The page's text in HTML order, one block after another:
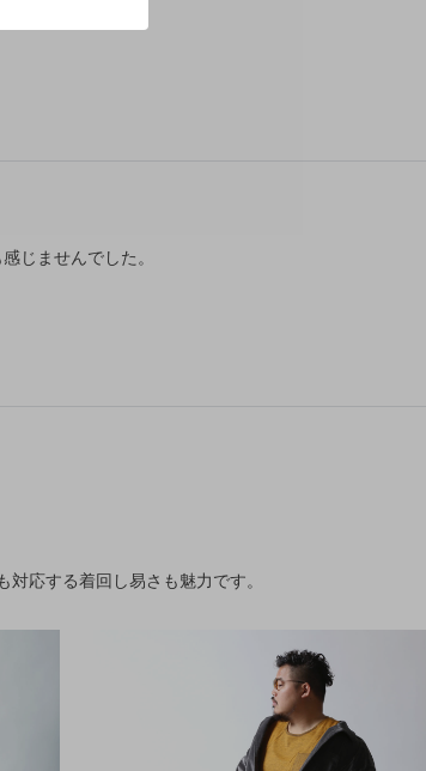
じませんでした。
応する着回し易さも魅力です。